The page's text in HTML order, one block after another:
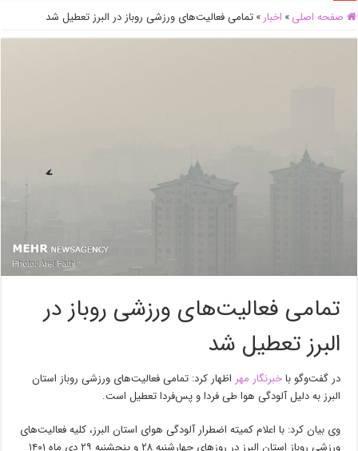
صفحه اصلی » اخبار » تمامی فعالیت‌های ورزشی روباز در البرز تعطیل شد
تمامی فعالیت‌های ورزشی روباز در
البرز تعطیل شد
در گفت‌وگو باخبرنگار مهر اظهار کرد: تمامی فعالیت‌های ورزشی روباز استان
البرز به دلیل آلودگی هوا طی فردا و پس‌فردا تعطیل است.
وی بیان کرد: با اعلام کمیته اضطرار آلودگی هوای استان البرز، کلیه فعالیت‌های